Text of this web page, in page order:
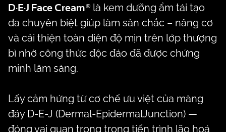
D·E·J Face Cream® là kem dưỡng ẩm tái tạo
da chuyên biệt giúp làm săn chắc – nâng cơ
và cải thiện toàn diện độ mịn trên lớp thượng
bì nhờ công thức độc đáo đã được chứng
minh lâm sàng.
Lấy cảm hứng từ cơ chế ưu việt của màng
đáy D-E-J (Dermal-EpidermalJunction) —
đóng vai quan trọng trong tiến trình lão hoá